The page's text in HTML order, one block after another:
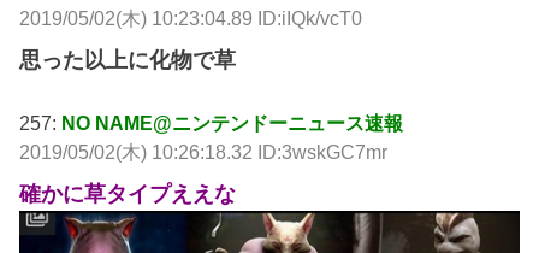
2019/05/02(木) 10:23:04.89 ID:iIQk/vcT0
思った以上に化物で草
257: NO NAME@ニンテンドーニュース速報
2019/05/02(木) 10:26:18.32 ID:3wskGC7mr
確かに草タイプええな